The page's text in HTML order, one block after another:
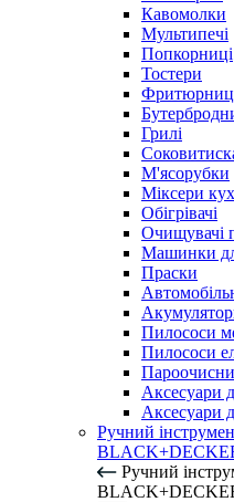
Кавомолки
Мультипечі
Попкорниці
Тостери
Грилі
М'ясорубки
Міксери
Обігрівачі
Очищувачі
Машинки
Праски
Пилососи
Пилососи
Аксесуари
Аксесуари
Ручний
Ручний